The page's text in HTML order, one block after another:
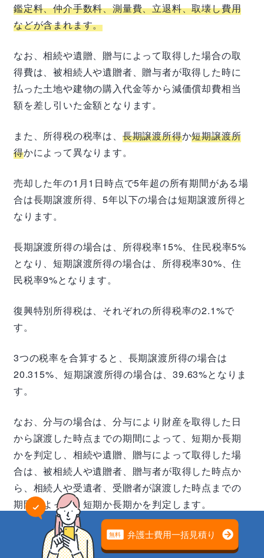
遺産分割の問題は 専門家の無料相談でスッキリ解決
鑑定料、仲介手数料、測量費、立退料、取壊し費用
などが含まれます。
なお、相続や遺贈、贈与によって取得した場合の取
得費は、被相続人や遺贈者、贈与者が取得した時に
払った土地や建物の購入代金等から減価償却費相当
額を差し引いた金額となります。
また、所得税の税率は、 長期譲渡所得か短期譲渡所
得かによって異なります。
売却した年の1月1日時点で5年超の所有期間がある場
合は長期譲渡所得、5年以下の場合は短期譲渡所得と
なります。
長期譲渡所得の場合は、所得税率15%、住民税率5%
となり、短期譲渡所得の場合は、所得税率30%、住
民税率9%となります。
復興特別所得税は、それぞれの所得税率の2.1%で
す。
3つの税率を合算すると、長期譲渡所得の場合は
20.315%、短期譲渡所得の場合は、39.63%となりま
す。
なお、分与の場合は、分与により財産を取得した日
から譲渡した時点までの期間によって、短期か長期
かを判定し、相続や遺贈、贈与によって取得した場
合は、被相続人や遺贈者、贈与者が取得した時点か
ら、相続人や受遺者、受贈者が譲渡した時点までの
期間によって、短期か長期かを判定します。
不動産取得税、登録免許税